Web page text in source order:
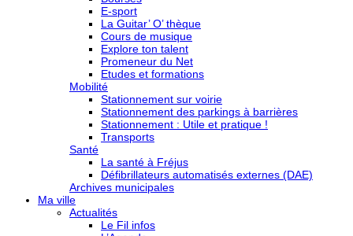
E-sport
La Guitar’ O’ thèque
Cours de musique
Explore ton talent
Promeneur du Net
Etudes et formations
Mobilité
Stationnement sur voirie
Stationnement des parkings à barrières
Stationnement : Utile et pratique !
Transports
Santé
La santé à Fréjus
Défibrillateurs automatisés externes (DAE)
Archives municipales
Ma ville
Actualités
Le Fil infos